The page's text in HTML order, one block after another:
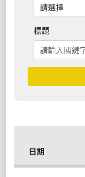
標題
搜尋
日期